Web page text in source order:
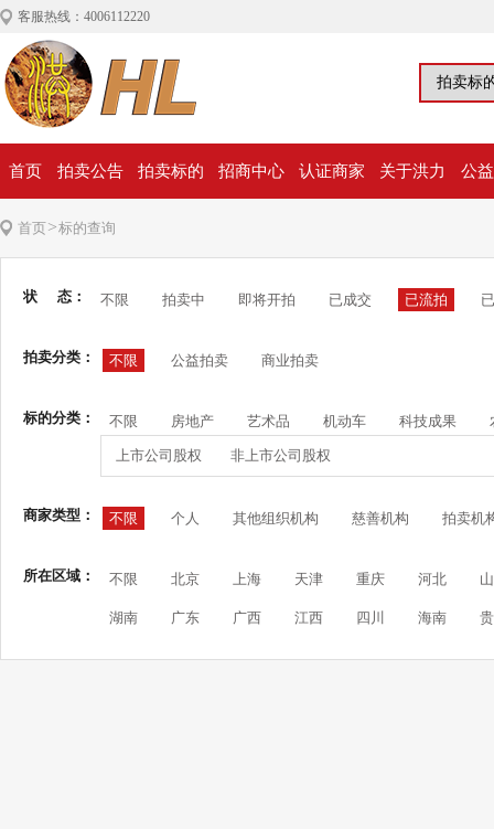
客服热线：4006112220
首页 拍卖公告 拍卖标的 招商中心 认证商家 关于洪力 公
首页>标的查询
状 态： 不限 拍卖中 即将开拍 已成交 已流拍
拍卖分类： 不限 公益拍卖 商业拍卖
标的分类： 不限 房地产 艺术品 机动车 科技成果
上市公司股权 非上市公司股权
商家类型： 不限 个人 其他组织机构 慈善机构 拍卖机
所在区域： 不限 北京 上海 天津 重庆 河北
湖南 广东 广西 江西 四川 海南